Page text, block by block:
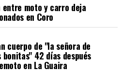
entre moto y carro deja
en Coro
cuerpo de "la señora de
bonitas" 42 días después
en La Guaira